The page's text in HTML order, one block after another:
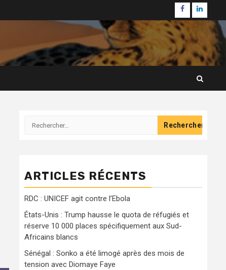
Facebook
Rechercher :
ARTICLES RÉCENTS
RDC : UNICEF agit contre l’Ebola
États-Unis : Trump hausse le quota de réfugiés et
réserve 10 000 places spécifiquement aux Sud-
Africains blancs
Sénégal : Sonko a été limogé après des mois de
tension avec Diomaye Faye